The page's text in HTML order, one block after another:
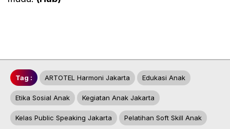
Tag : ARTOTEL Harmoni Jakarta Edukasi Anak
Etika Sosial Anak Kegiatan Anak Jakarta
Kelas Public Speaking Jakarta Pelatihan Soft Skill Anak